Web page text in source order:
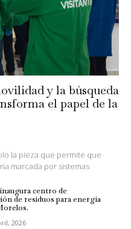
y la búsqueda
el papel de la
la pieza que permite que
marcada por sistemas
centro de
de residuos para energía
2026